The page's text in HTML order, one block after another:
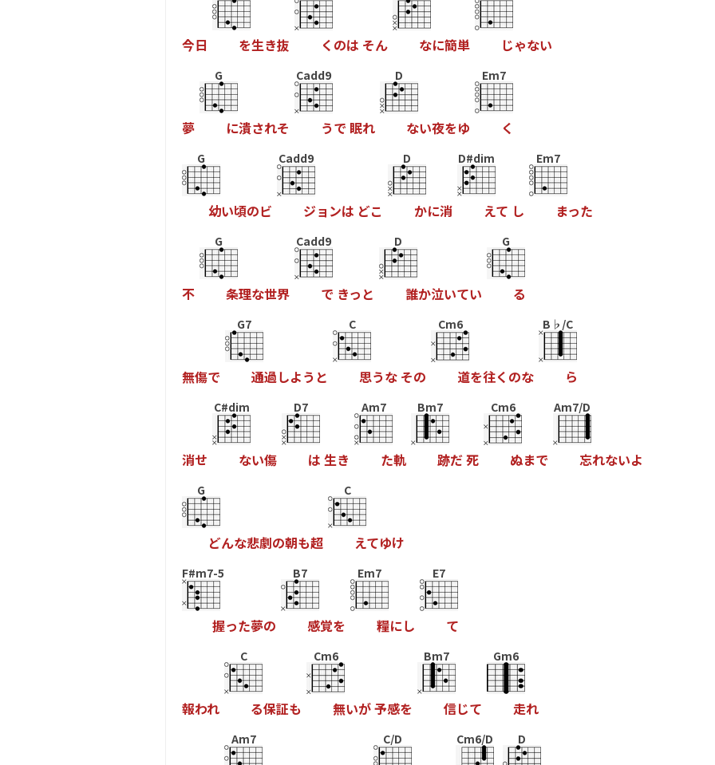
今日 を生き抜 く のは そん なに簡単 じゃない
夢
G
に潰されそ
Cadd9
うで 眠れ
D
ない夜をゆ
Em7
く
G
幼い頃のビ
Cadd9
ジョ ンは どこ
D
かに消
D#dim
えて し
Em7
まった
不
G
条理な世界
Cadd9
で きっ と
D
誰か泣いてい
G
る
無傷で
G7
通過しよう と
C
思うな その
Cm6
道を往く のな
B♭/C
ら
消せ
C#dim
ない傷
D7
は 生き
Am7
た軌
Bm7
跡だ死
Cm6
ぬまで
Am7/D
忘れないよ
G
どんな悲劇の朝も超
C
えてゆけ
F#m7-5
握った夢の
B7
感覚を
Em7
糧にし
E7
て
報われ
C
る保証も
Cm6
無いが予感を
Bm7
信じて
Gm6
走れ
Am7 C/D Cm6/D D